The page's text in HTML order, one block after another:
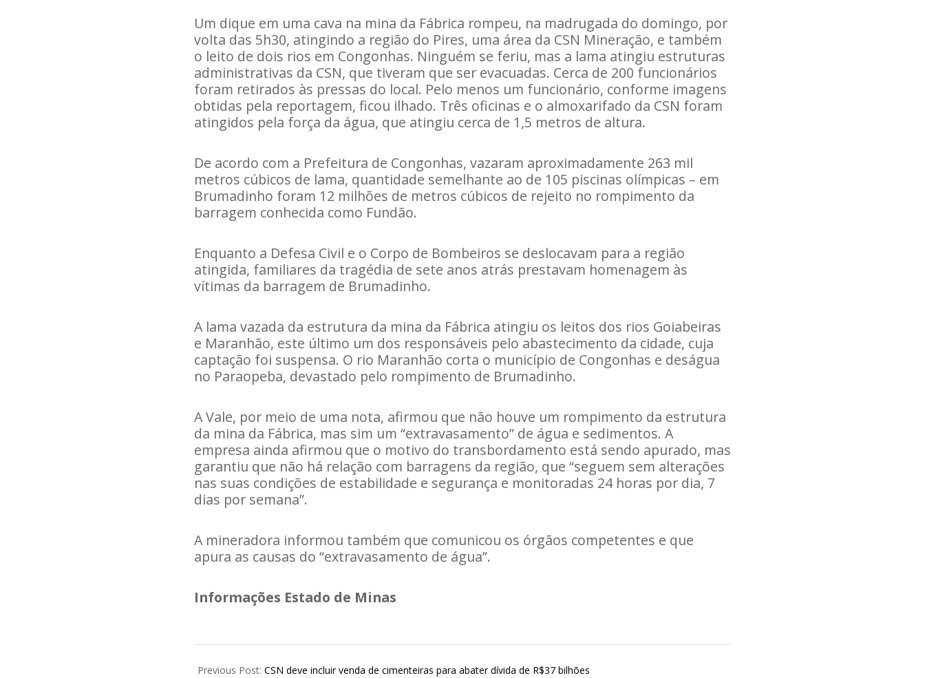
Um dique em uma cava na mina da Fábrica rompeu, na madrugada do domingo, por
volta das 5h30, atingindo a região do Pires, uma área da CSN Mineração, e também
o leito de dois rios em Congonhas. Ninguém se feriu, mas a lama atingiu estruturas
administrativas da CSN, que tiveram que ser evacuadas. Cerca de 200 funcionários
foram retirados às pressas do local. Pelo menos um funcionário, conforme imagens
obtidas pela reportagem, ficou ilhado. Três oficinas e o almoxarifado da CSN foram
atingidos pela força da água, que atingiu cerca de 1,5 metros de altura.
De acordo com a Prefeitura de Congonhas, vazaram aproximadamente 263 mil
metros cúbicos de lama, quantidade semelhante ao de 105 piscinas olímpicas – em
Brumadinho foram 12 milhões de metros cúbicos de rejeito no rompimento da
barragem conhecida como Fundão.
Enquanto a Defesa Civil e o Corpo de Bombeiros se deslocavam para a região
atingida, familiares da tragédia de sete anos atrás prestavam homenagem às
vítimas da barragem de Brumadinho.
A lama vazada da estrutura da mina da Fábrica atingiu os leitos dos rios Goiabeiras
e Maranhão, este último um dos responsáveis pelo abastecimento da cidade, cuja
captação foi suspensa. O rio Maranhão corta o município de Congonhas e deságua
no Paraopeba, devastado pelo rompimento de Brumadinho.
A Vale, por meio de uma nota, afirmou que não houve um rompimento da estrutura
da mina da Fábrica, mas sim um “extravasamento” de água e sedimentos. A
empresa ainda afirmou que o motivo do transbordamento está sendo apurado, mas
garantiu que não há relação com barragens da região, que “seguem sem alterações
nas suas condições de estabilidade e segurança e monitoradas 24 horas por dia, 7
dias por semana”.
A mineradora informou também que comunicou os órgãos competentes e que
apura as causas do “extravasamento de água”.
Informações Estado de Minas
01-
Previous Post: CSN deve incluir venda de cimenteiras para abater dívida de R$37 bilhões